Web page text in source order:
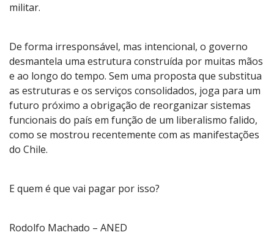
militar.
De forma irresponsável, mas intencional, o governo
desmantela uma estrutura construída por muitas mãos
e ao longo do tempo. Sem uma proposta que substitua
as estruturas e os serviços consolidados, joga para um
futuro próximo a obrigação de reorganizar sistemas
funcionais do país em função de um liberalismo falido,
como se mostrou recentemente com as manifestações
do Chile.
E quem é que vai pagar por isso?
Rodolfo Machado – ANED